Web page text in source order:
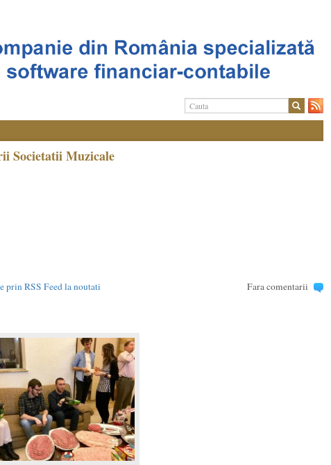
Societatii Muzicale
prin RSS Feed la noutati Fara comentarii